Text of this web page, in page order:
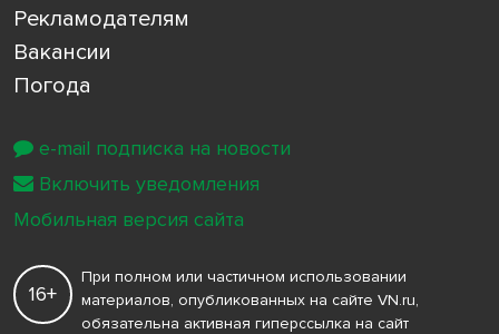
Рекламодателям
Вакансии
Погода
16+
При полном или частичном использовании
материалов, опубликованных на сайте VN.ru,
обязательна активная гиперссылка на сайт
e-mail подписка на новости
Включить уведомления
Мобильная версия сайта